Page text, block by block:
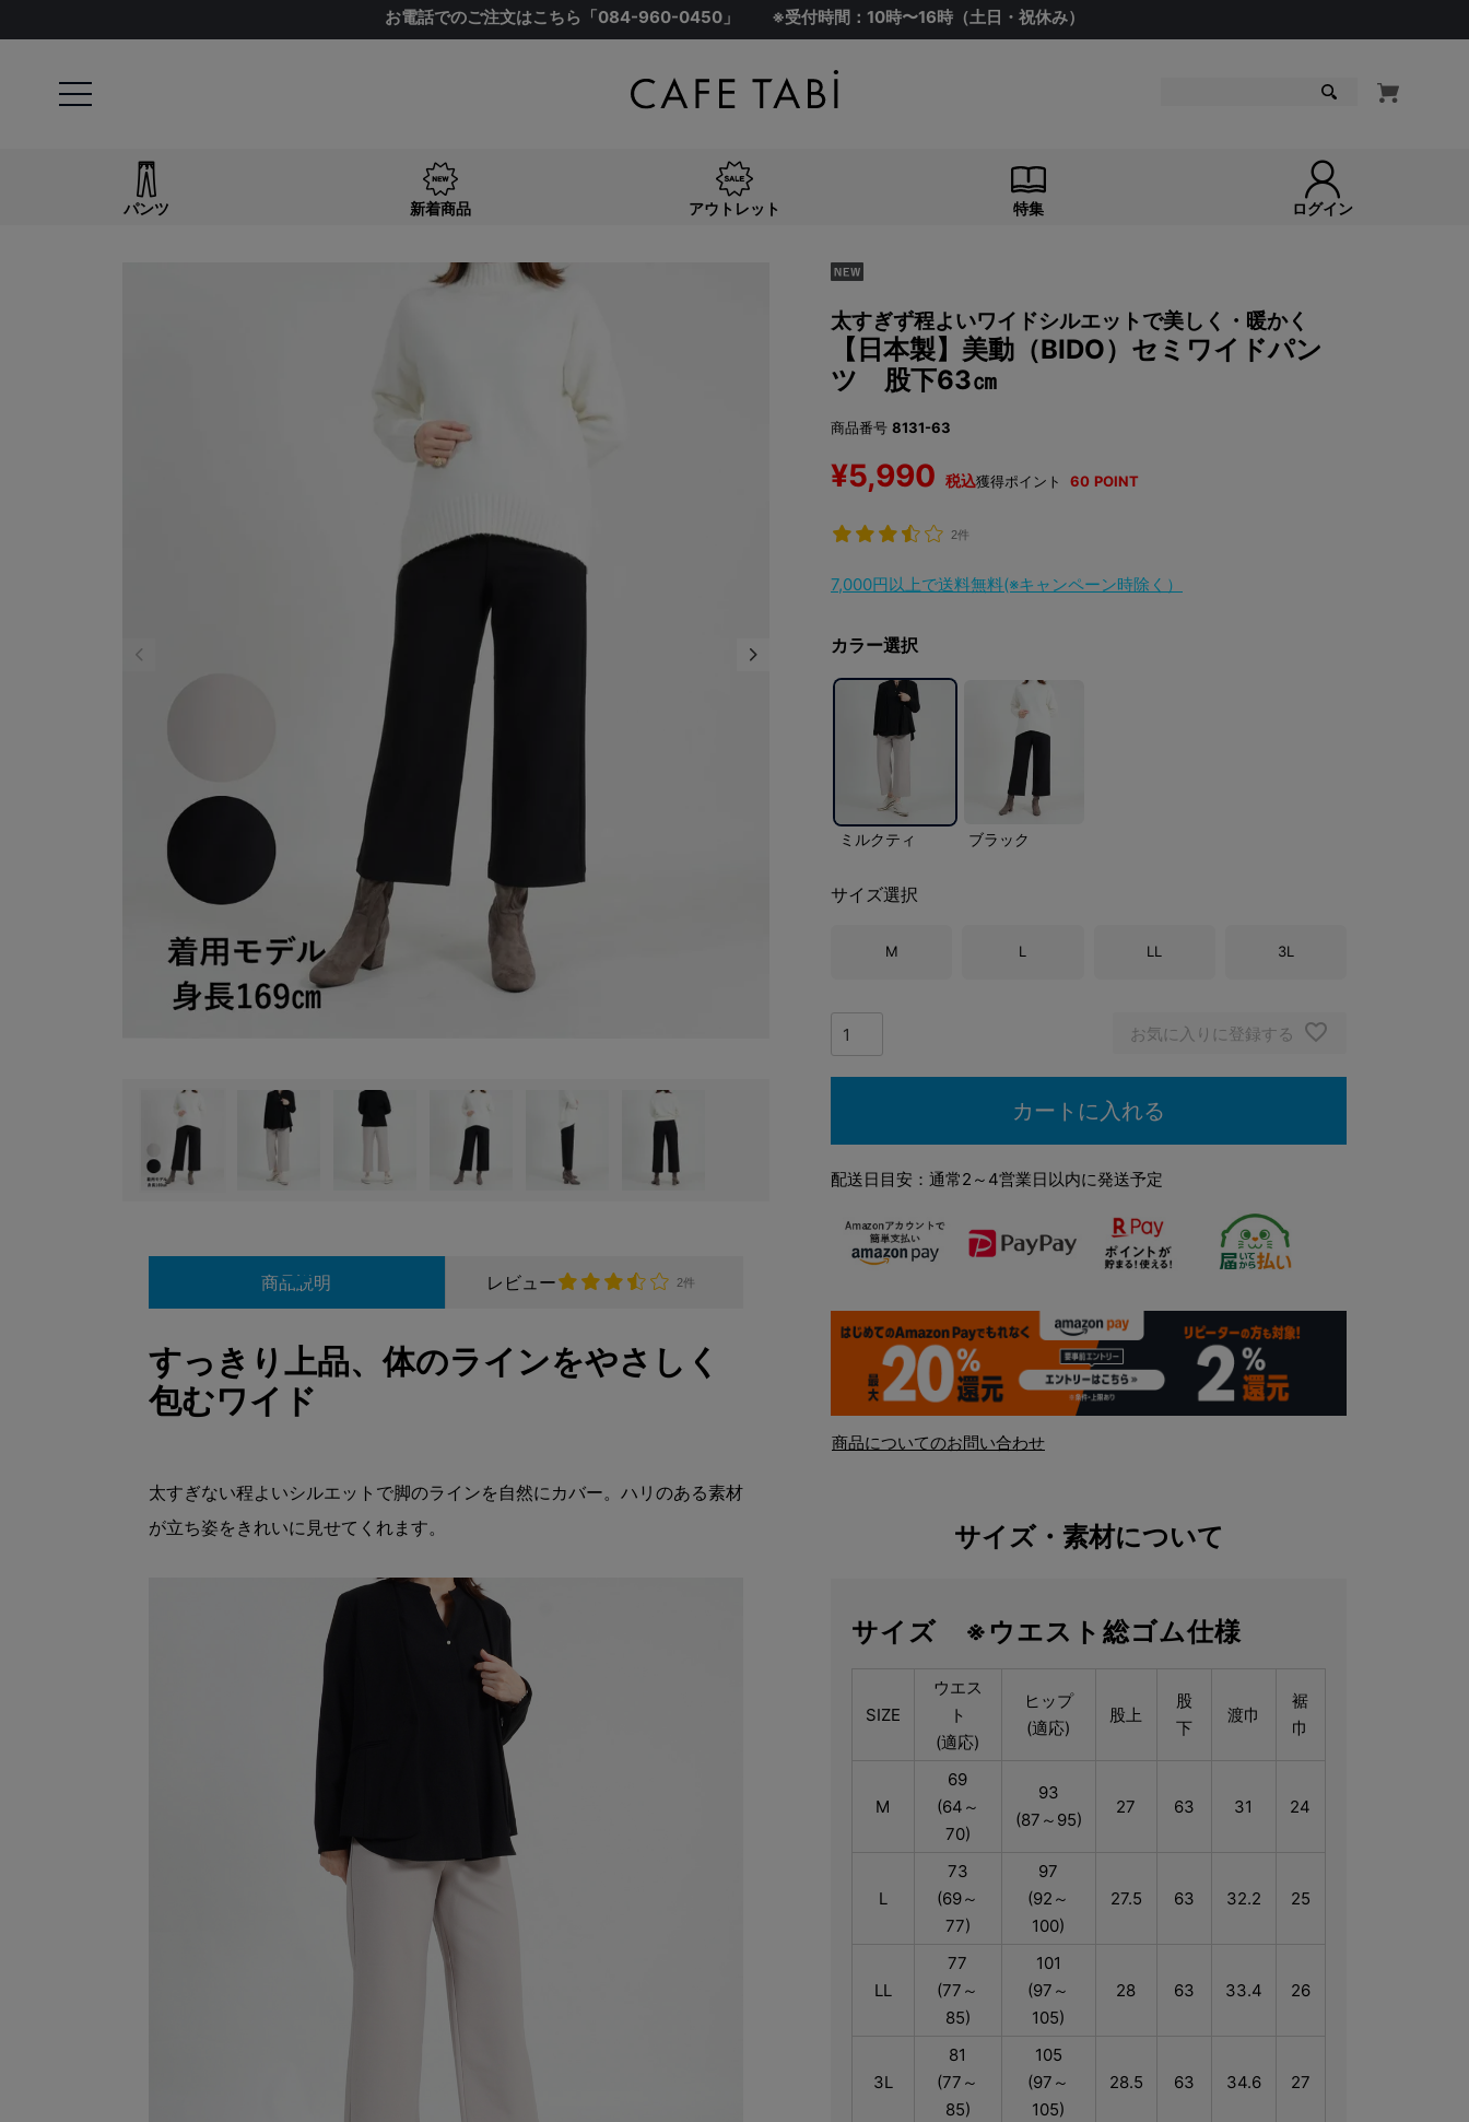
お電話でのご注文はこちら「084-960-0450 」 ※受付時間：10時〜16時（土日・祝休み）
パンツ 新着商品 アウトレット 特集 ログイン
商品説明 レビュー 2件
すっきり上品、体のラインをやさしく
包むワイド
太すぎない程よいシルエットで脚のラインを自然にカバー。ハリのある素材
が立ち姿をきれいに見せてくれます。
太すぎず程よいワイドシルエットで美しく・暖かく
【日本製】美動（BIDO）セミワイドパン
ツ 股下63㎝
商品番号 8131-63
¥5,990 税込獲得ポイント 60 POINT
2件
7,000円以上で送料無料(※キャンペーン時除く）
カラー選択
ミルクティ ブラック
サイズ選択
M L LL 3L
お気に入りに登録する
カートに入れる
配送日目安：通常2～4営業日以内に発送予定
商品についてのお問い合わせ
サイズ・素材について
サイズ ※ウエスト総ゴム仕様
SIZE
ウエス
ト
(適応)
ヒップ
(適応)
股上
股
下
渡巾
裾
巾
M
69
(64～
70)
93
(87～95)
27 63 31 24
L
73
(69～
77)
97
(92～
100)
27.5 63 32.2 25
LL
77
(77～
85)
101
(97～
105)
28 63 33.4 26
3L
81
(77～
85)
105
(97～
105)
28.5 63 34.6 27